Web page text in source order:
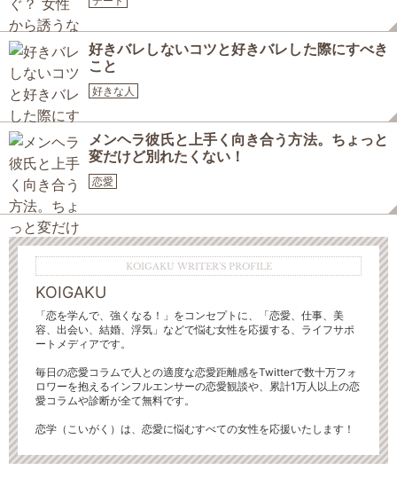
好きバレしないコツと好きバレした際にすべき
こと
好きな人
メンヘラ彼氏と上手く向き合う方法。ちょっと
変だけど別れたくない！
恋愛
KOIGAKU WRITER'S PROFILE
KOIGAKU
「恋を学んで、強くなる！」をコンセプトに、「恋愛、仕事、美
容、出会い、結婚、浮気」などで悩む女性を応援する、ライフサポ
ートメディアです。
毎日の恋愛コラムで人との適度な恋愛距離感をTwitterで数十万フォ
ロワーを抱えるインフルエンサーの恋愛観談や、累計1万人以上の恋
愛コラムや診断が全て無料です。
恋学（こいがく）は、恋愛に悩むすべての女性を応援いたします！